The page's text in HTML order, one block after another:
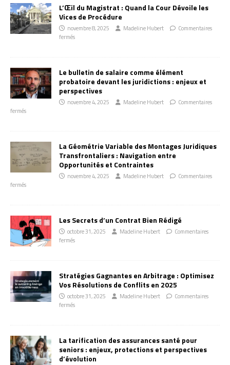
L’Œil du Magistrat : Quand la Cour Dévoile les
Vices de Procédure
novembre 8, 2025 Madeline Hubert
Commentaires
fermés
Le bulletin de salaire comme élément
probatoire devant les juridictions : enjeux et
perspectives
novembre 4, 2025 Madeline Hubert
Commentaires
fermés
La Géométrie Variable des Montages Juridiques
Transfrontaliers : Navigation entre
Opportunités et Contraintes
novembre 4, 2025 Madeline Hubert
Commentaires
fermés
Les Secrets d’un Contrat Bien Rédigé
octobre 31, 2025 Madeline Hubert
Commentaires
fermés
Stratégies Gagnantes en Arbitrage : Optimisez
Vos Résolutions de Conflits en 2025
octobre 31, 2025 Madeline Hubert
Commentaires
fermés
La tarification des assurances santé pour
seniors : enjeux, protections et perspectives
d’évolution